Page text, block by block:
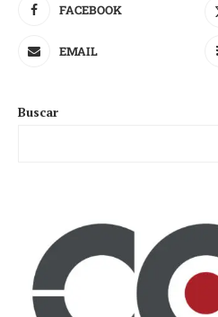
FACEBOOK
EMAIL
Buscar